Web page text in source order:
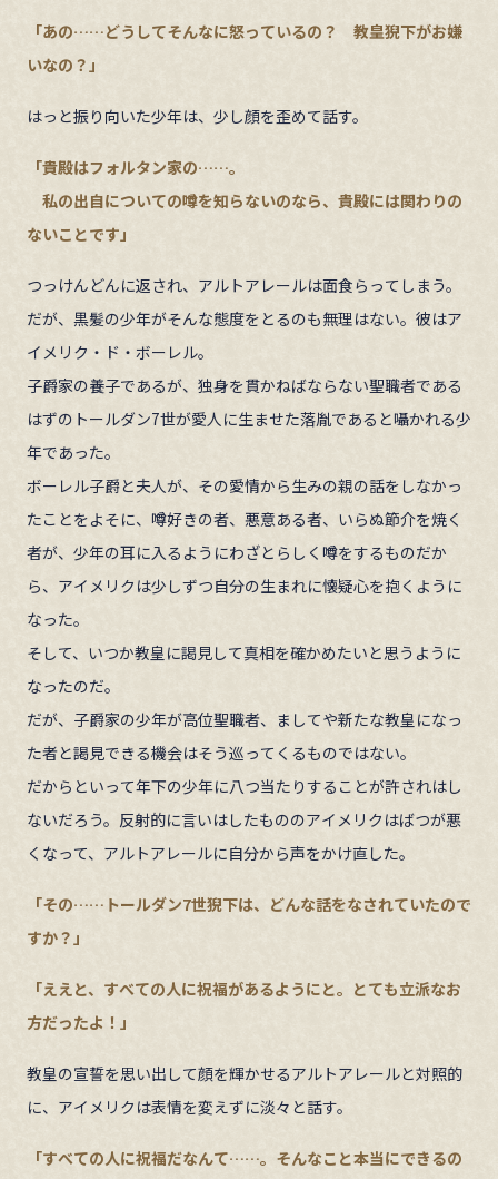
「あの……どうしてそんなに怒っているの？ 教皇猊下がお嫌
いなの？」
はっと振り向いた少年は、少し顔を歪めて話す。
「貴殿はフォルタン家の……。
私の出自についての噂を知らないのなら、貴殿には関わりの
ないことです」
つっけんどんに返され、アルトアレールは面食らってしまう。
だが、黒髪の少年がそんな態度をとるのも無理はない。彼はア
イメリク・ド・ボーレル。
子爵家の養子であるが、独身を貫かねばならない聖職者である
はずのトールダン7世が愛人に生ませた落胤であると囁かれる少
年であった。
ボーレル子爵と夫人が、その愛情から生みの親の話をしなかっ
たことをよそに、噂好きの者、悪意ある者、いらぬ節介を焼く
者が、少年の耳に入るようにわざとらしく噂をするものだか
ら、アイメリクは少しずつ自分の生まれに懐疑心を抱くように
なった。
そして、いつか教皇に謁見して真相を確かめたいと思うように
なったのだ。
だが、子爵家の少年が高位聖職者、ましてや新たな教皇になっ
た者と謁見できる機会はそう巡ってくるものではない。
だからといって年下の少年に八つ当たりすることが許されはし
ないだろう。反射的に言いはしたもののアイメリクはばつが悪
くなって、アルトアレールに自分から声をかけ直した。
「その……トールダン7世猊下は、どんな話をなされていたので
すか？」
「ええと、すべての人に祝福があるようにと。とても立派なお
方だったよ！」
教皇の宣誓を思い出して顔を輝かせるアルトアレールと対照的
に、アイメリクは表情を変えずに淡々と話す。
「すべての人に祝福だなんて……。そんなこと本当にできるの